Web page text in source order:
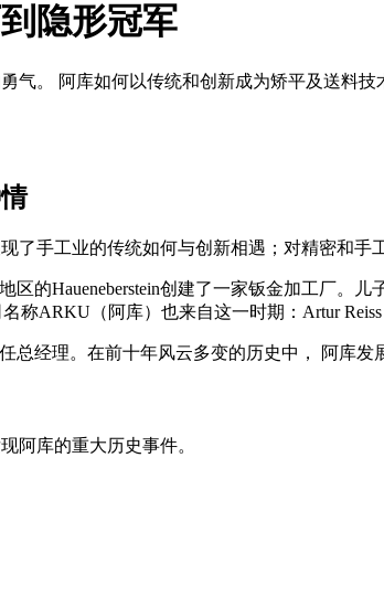
隐形冠军
气。 阿库如何以传统和创新成为矫平及送料技
了手工业的传统如何与创新相遇；对精密和手
区的Haueneberstein创建了一家钣金加工厂
称ARKU（阿库）也来自这一时期：Artur
总经理。在前十年风云多变的历史中， 阿库发
阿库的重大历史事件。